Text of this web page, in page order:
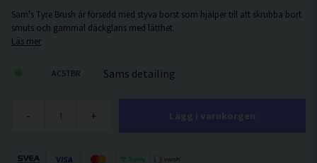
Sam's Tyre Brush är försedd med styva borst som hjälper till att skrubba bort
smuts och gammal däckglans med lätthet.
Läs mer
ACSTBR Sams detailing
- +